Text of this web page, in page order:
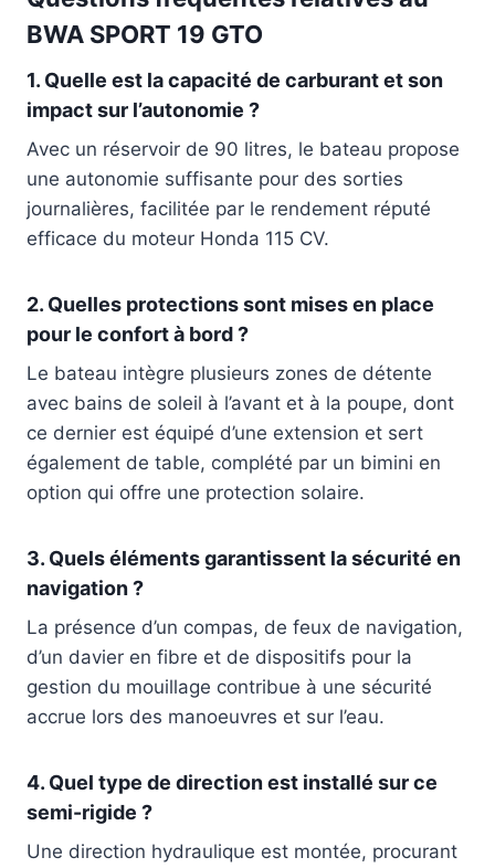
BWA SPORT 19 GTO
1. Quelle est la capacité de carburant et son
impact sur l’autonomie ?
Avec un réservoir de 90 litres, le bateau propose
une autonomie suffisante pour des sorties
journalières, facilitée par le rendement réputé
efficace du moteur Honda 115 CV.
2. Quelles protections sont mises en place
pour le confort à bord ?
Le bateau intègre plusieurs zones de détente
avec bains de soleil à l’avant et à la poupe, dont
ce dernier est équipé d’une extension et sert
également de table, complété par un bimini en
option qui offre une protection solaire.
3. Quels éléments garantissent la sécurité en
navigation ?
La présence d’un compas, de feux de navigation,
d’un davier en fibre et de dispositifs pour la
gestion du mouillage contribue à une sécurité
accrue lors des manoeuvres et sur l’eau.
4. Quel type de direction est installé sur ce
semi-rigide ?
Une direction hydraulique est montée, procurant